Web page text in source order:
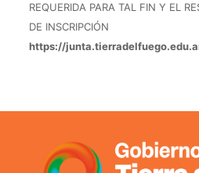
REQUERIDA PARA TAL FIN Y EL
DE INSCRIPCIÓN
https://